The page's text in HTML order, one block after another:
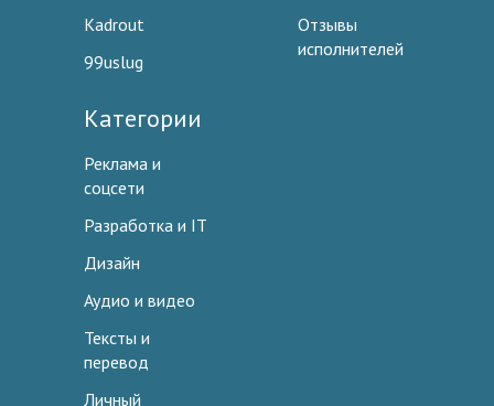
Kadrout
99uslug
Отзывы
исполнителей
Категории
Реклама и
соцсети
Разработка и IT
Дизайн
Аудио и видео
Тексты и
перевод
Личный